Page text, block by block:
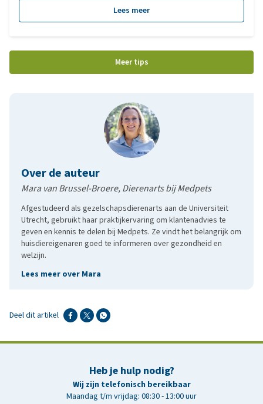
blogartikel worden de meest voorkomende oorzaken van
huidproblemen besproken.
Lees meer
Meer tips
Over de auteur
Mara van Brussel-Broere, Dierenarts bij Medpets
Afgestudeerd als gezelschapsdierenarts aan de Universiteit
Utrecht, gebruikt haar praktijkervaring om klantenadvies te
geven en kennis te delen bij Medpets. Ze vindt het belangrijk om
huisdiereigenaren goed te informeren over gezondheid en
welzijn.
Lees meer over Mara
Deel dit artikel
Heb je hulp nodig?
Wij zijn telefonisch bereikbaar
Maandag t/m vrijdag: 08:30 - 13:00 uur